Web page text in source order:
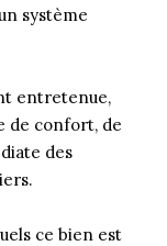
système
entretenue,
de confort, de
des
ce bien est